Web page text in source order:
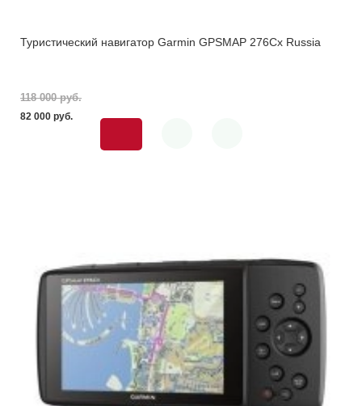
Туристический навигатор Garmin GPSMAP 276Cx Russia
118 000 pуб.
82 000 pуб.